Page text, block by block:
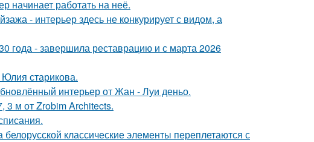
начинает работать на неё.
- интерьер здесь не конкурирует с видом, а
года - завершила реставрацию и с марта 2026
старикова.
интерьер от Жан - Луи деньо.
м от Zrobim Architects.
классические элементы переплетаются с